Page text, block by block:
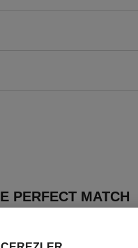
PERFECT MATCH